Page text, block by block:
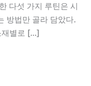
다섯 가지 루틴은 시
방법만 골라 담았다.
재별로 […]